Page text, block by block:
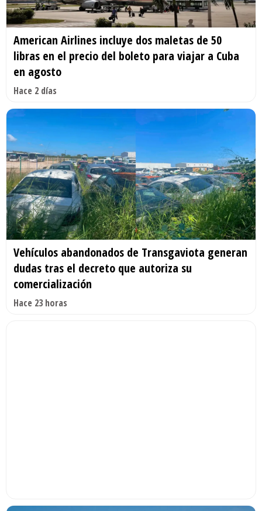
American Airlines incluye dos maletas de 50
libras en el precio del boleto para viajar a Cuba
en agosto
Hace 2 días
Vehículos abandonados de Transgaviota generan
dudas tras el decreto que autoriza su
comercialización
Hace 23 horas